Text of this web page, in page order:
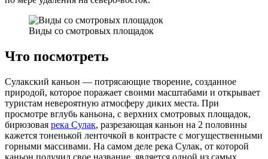
Виды со смотровых площадок
Что посмотреть
Сулакский каньон — потрясающие творение, созданное
природой, которое поражает своими масштабами и открывает
туристам невероятную атмосферу диких места. При
просмотре вглубь каньона, с верхних смотровых площадок,
бирюзовая река Сулак, разрезающая каньон на 2 половины
кажется тоненькой ленточкой в контрасте с могущественными
горными массивами. На самом деле река Сулак, от которой
каньон получил свое название, является одной из самых